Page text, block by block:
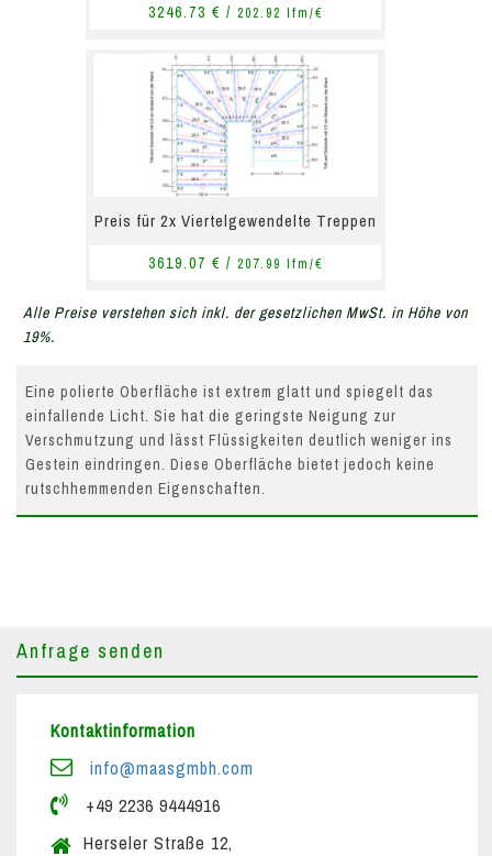
3246.73 € / 202.92 lfm/€
Preis für 2x Viertelgewendelte Treppen
3619.07 € / 207.99 lfm/€
Alle Preise verstehen sich inkl. der gesetzlichen MwSt. in Höhe von
19%.
Eine polierte Oberfläche ist extrem glatt und spiegelt das
einfallende Licht. Sie hat die geringste Neigung zur
Verschmutzung und lässt Flüssigkeiten deutlich weniger ins
Gestein eindringen. Diese Oberfläche bietet jedoch keine
rutschhemmenden Eigenschaften.
Anfrage senden
Kontaktinformation
info@maasgmbh.com
+49 2236 9444916
Herseler Straße 12,